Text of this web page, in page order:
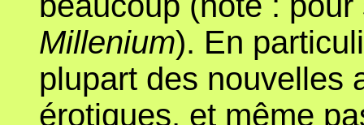
Millenium). En
plupart des nouvelles
érotiques, et même